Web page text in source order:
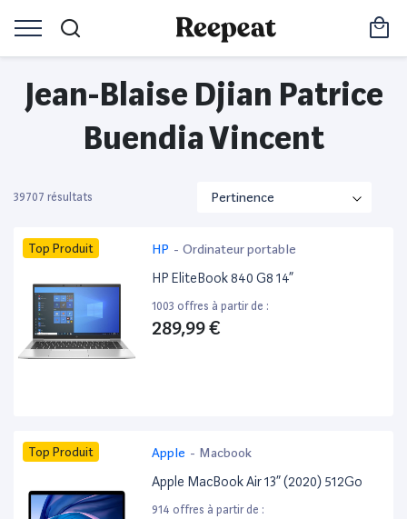
Jean-Blaise Djian Patrice
Buendia Vincent
39707 résultats
Top Produit HP - Ordinateur portable
HP EliteBook 840 G8 14”
1003 offres à partir de :
289,99 €
Top Produit Apple - Macbook
Apple MacBook Air 13” (2020) 512Go
914 offres à partir de :